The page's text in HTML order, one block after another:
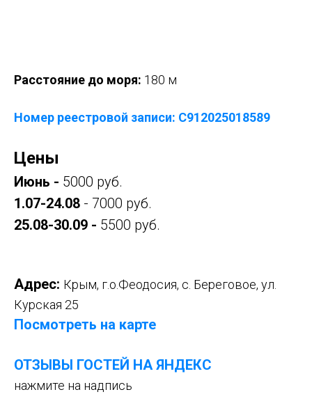
Расстояние до моря: 180 м
Номер реестровой записи: С912025018589
Цены
Июнь - 5000 руб.
1.07-24.08 - 7000 руб.
25.08-30.09 - 5500 руб.
Адрес: Крым, г.о.Феодосия, с. Береговое, ул.
Курская 25
Посмотреть на карте
ОТЗЫВЫ ГОСТЕЙ НА ЯНДЕКС
нажмите на надпись